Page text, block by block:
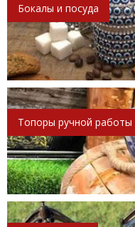
Бокалы и посуда
Топоры ручной работы